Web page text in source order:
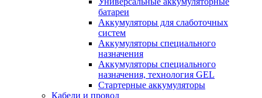
батареи
Аккумуляторы для слаботочных
систем
Аккумуляторы специального
назначения
Аккумуляторы специального
назначения, технология GEL
Стартерные аккумуляторы
Кабели и провод